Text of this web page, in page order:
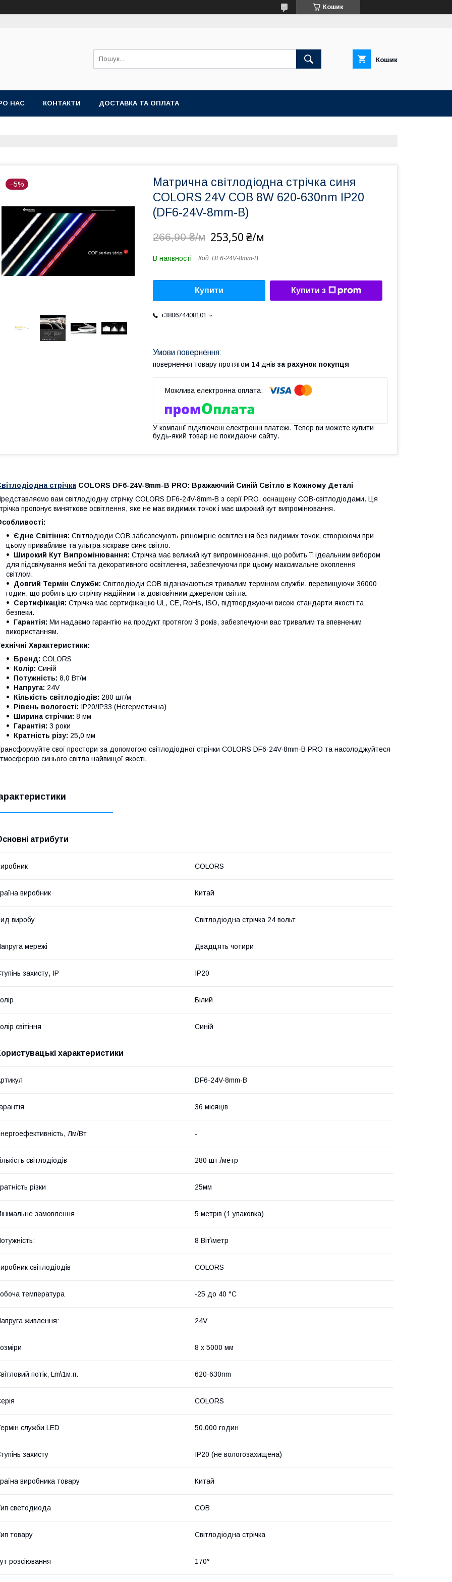
Кошик
Кошик
НАС КОНТАКТИ ДОСТАВКА ТА ОПЛАТА
–5%
Матрична світлодіодна стрічка синя
COLORS 24V COB 8W 620-630nm IP20
(DF6-24V-8mm-B)
266,90 ₴/м 253,50 ₴/м
В наявності Код: DF6-24V-8mm-B
Купити Купити з
+380674408101
повернення товару протягом 14 днів за рахунок покупця
У компанії підключені електронні платежі. Тепер ви можете купити
будь-який товар не покидаючи сайту.
стрічка COLORS DF6-24V-8mm-B PRO: Вражаючий Синій Світло в Кожному Деталі
вам світлодіодну стрічку COLORS DF6-24V-8mm-B з серії PRO, оснащену COB-світлодіодами. Ця
пропонує виняткове освітлення, яке не має видимих точок і має широкий кут випромінювання.
Єдне Світіння: Світлодіоди COB забезпечують рівномірне освітлення без видимих точок, створюючи при
цьому привабливе та ультра-яскраве синє світло.
Широкий Кут Випромінювання: Стрічка має великий кут випромінювання, що робить її ідеальним вибором
для підсвічування меблі та декоративного освітлення, забезпечуючи при цьому максимальне охоплення
світлом.
Довгий Термін Служби: Світлодіоди COB відзначаються тривалим терміном служби, перевищуючи 36000
годин, що робить цю стрічку надійним та довговічним джерелом світла.
Сертифікація: Стрічка має сертифікацію UL, CE, RoHs, ISO, підтверджуючи високі стандарти якості та
безпеки.
Гарантія: Ми надаємо гарантію на продукт протягом 3 років, забезпечуючи вас тривалим та впевненим
використанням.
Характеристики:
Бренд: COLORS
Колір: Синій
Потужність: 8,0 Вт/м
Напруга: 24V
Кількість світлодіодів: 280 шт/м
Рівень вологості: IP20/IP33 (Негерметична)
Ширина стрічки: 8 мм
Гарантія: 3 роки
Кратність різу: 25,0 мм
свої простори за допомогою світлодіодної стрічки COLORS DF6-24V-8mm-B PRO та насолоджуйтеся
синього світла найвищої якості.
атрибути
COLORS
виробник Китай
виробу Світлодіодна стрічка 24 вольт
мережі Двадцять чотири
захисту, IP IP20
Білий
світіння Синій
характеристики
DF6-24V-8mm-B
36 місяців
Лм/Вт -
світлодіодів 280 шт./метр
різки 25мм
замовлення 5 метрів (1 упаковка)
8 Віт\метр
світлодіодів COLORS
температура -25 до 40 °C
живлення: 24V
8 х 5000 мм
потік, Lm\1м.п. 620-630nm
COLORS
служби LED 50,000 годин
захисту IP20 (не вологозахищена)
виробника товару Китай
светодиода COB
товару Світлодіодна стрічка
розсіювання 170°